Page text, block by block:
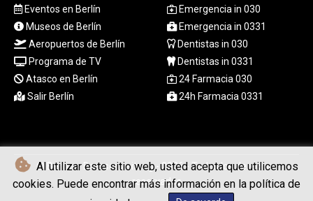
Al utilizar este sitio web, usted acepta que utilicemos
cookies. Puede encontrar más información en la política de
OMR 0.442445
PAB 1.152686
PEN 3.903651
PGK 5.093937
PHP 70.183258
PKR 320.014324
RON 5.244583
RSD 117.338542
Eventos en Berlín
Museos de Berlín
Aeropuertos de Berlín
Programa de TV
Atasco en Berlín
Salir Berlín
Emergencia in 030
Emergencia in 0331
Dentistas in 030
Dentistas in 0331
24 Farmacia 030
24h Farmacia 0331
© Berliner Boersenzeitung - 2026 - Todos los derechos
reservados